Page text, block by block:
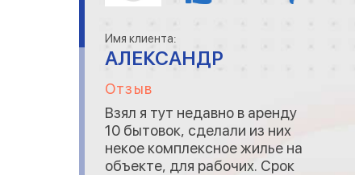
Имя клиента:
АЛЕКСАНДР
Отзыв
Взял я тут недавно в аренду
10 бытовок, сделали из них
некое комплексное жилье на
объекте, для рабочих. Срок